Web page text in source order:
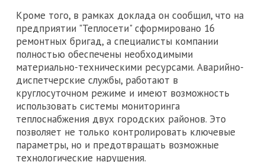
Кроме того, в рамках доклада он сообщил, что на
предприятии "Теплосети" сформировано 16
ремонтных бригад, а специалисты компании
полностью обеспечены необходимыми
материально-техническими ресурсами. Аварийно-
диспетчерские службы, работают в
круглосуточном режиме и имеют возможность
использовать системы мониторинга
теплоснабжения двух городских районов. Это
позволяет не только контролировать ключевые
параметры, но и предотвращать возможные
технологические нарушения.